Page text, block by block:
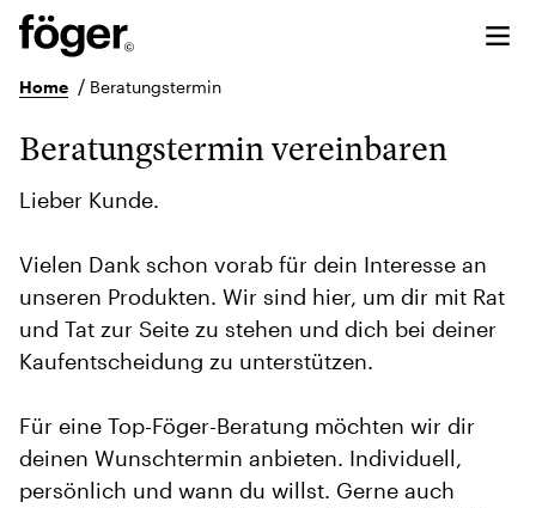
Home / Beratungstermin
Beratungstermin vereinbaren
Lieber Kunde.
Vielen Dank schon vorab für dein Interesse an
unseren Produkten. Wir sind hier, um dir mit Rat
und Tat zur Seite zu stehen und dich bei deiner
Kaufentscheidung zu unterstützen.
Für eine Top-Föger-Beratung möchten wir dir
deinen Wunschtermin anbieten. Individuell,
persönlich und wann du willst. Gerne auch